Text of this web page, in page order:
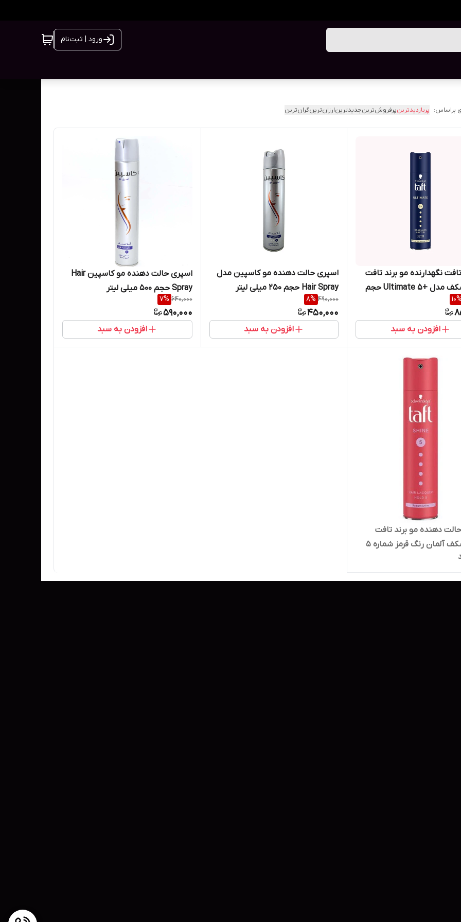
ورود | ثبت‌نام
براساس: پربازدیدترینپرفروش‌ترینجدیدترینارزان‌ترینگران‌ترین
نگهدارنده مو برند تافت
شوارتسکف مدل +Ultimate 5 حجم
10%
افزودن به سبد
اسپری حالت دهنده مو کاسپین مدل
Hair Spray حجم 250 میلی لیتر
490,000
8%
450,000
افزودن به سبد
اسپری حالت دهنده مو کاسپین Hair
Spray حجم 500 میلی لیتر
640,000
7%
590,000
افزودن به سبد
دهنده مو برند تافت
شوارتسکف آلمان رنگ قرمز شماره 5